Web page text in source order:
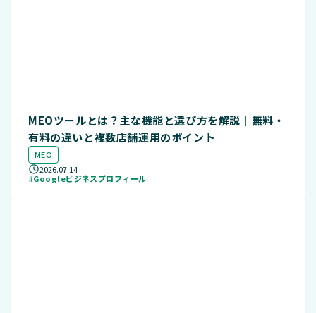
MEOツールとは？主な機能と選び方を解説｜無料・
有料の違いと複数店舗運用のポイント
MEO
2026.07.14
#Googleビジネスプロフィール